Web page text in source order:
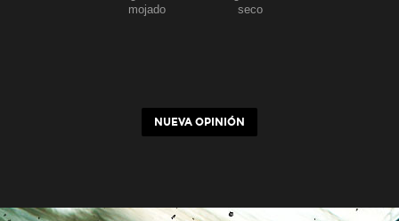
seco
mojado
NUEVA OPINIÓN